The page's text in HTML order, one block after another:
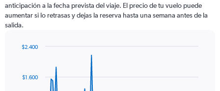
anticipación a la fecha prevista del viaje. El precio de tu vuelo puede
aumentar si lo retrasas y dejas la reserva hasta una semana antes de la
salida.
data
$1.600
$2.400